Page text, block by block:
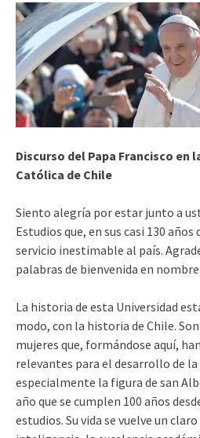
Discurso del Papa Francisco en
Católica de Chile
Siento alegría por estar junto a
Estudios que, en sus casi 130
servicio inestimable al país.
palabras de bienvenida en
La historia de esta Universidad
modo, con la historia de Chile.
mujeres que, formándose aquí,
relevantes para el desarrollo de
especialmente la figura de san
año que se cumplen 100 años
estudios. Su vida se vuelve un